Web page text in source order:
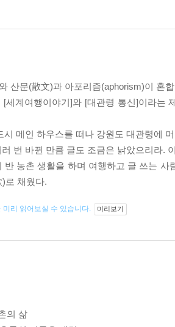
산문(散文)과 아포리즘(aphorism)이 혼
[세계여행이야기]와 [대관령 통신]이라는
시 메인 하우스를 떠나 강원도 대관령에
번 바뀐 만큼 글도 조금은 낡았으리라.
반 농촌 생활을 하며 여행하고 글 쓰는
로 채웠다.
미리 읽어보실 수 있습니다. 미리보기
의 삶